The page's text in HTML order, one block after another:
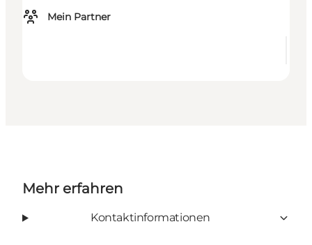
Mein Partner
Mehr erfahren
Kontaktinformationen